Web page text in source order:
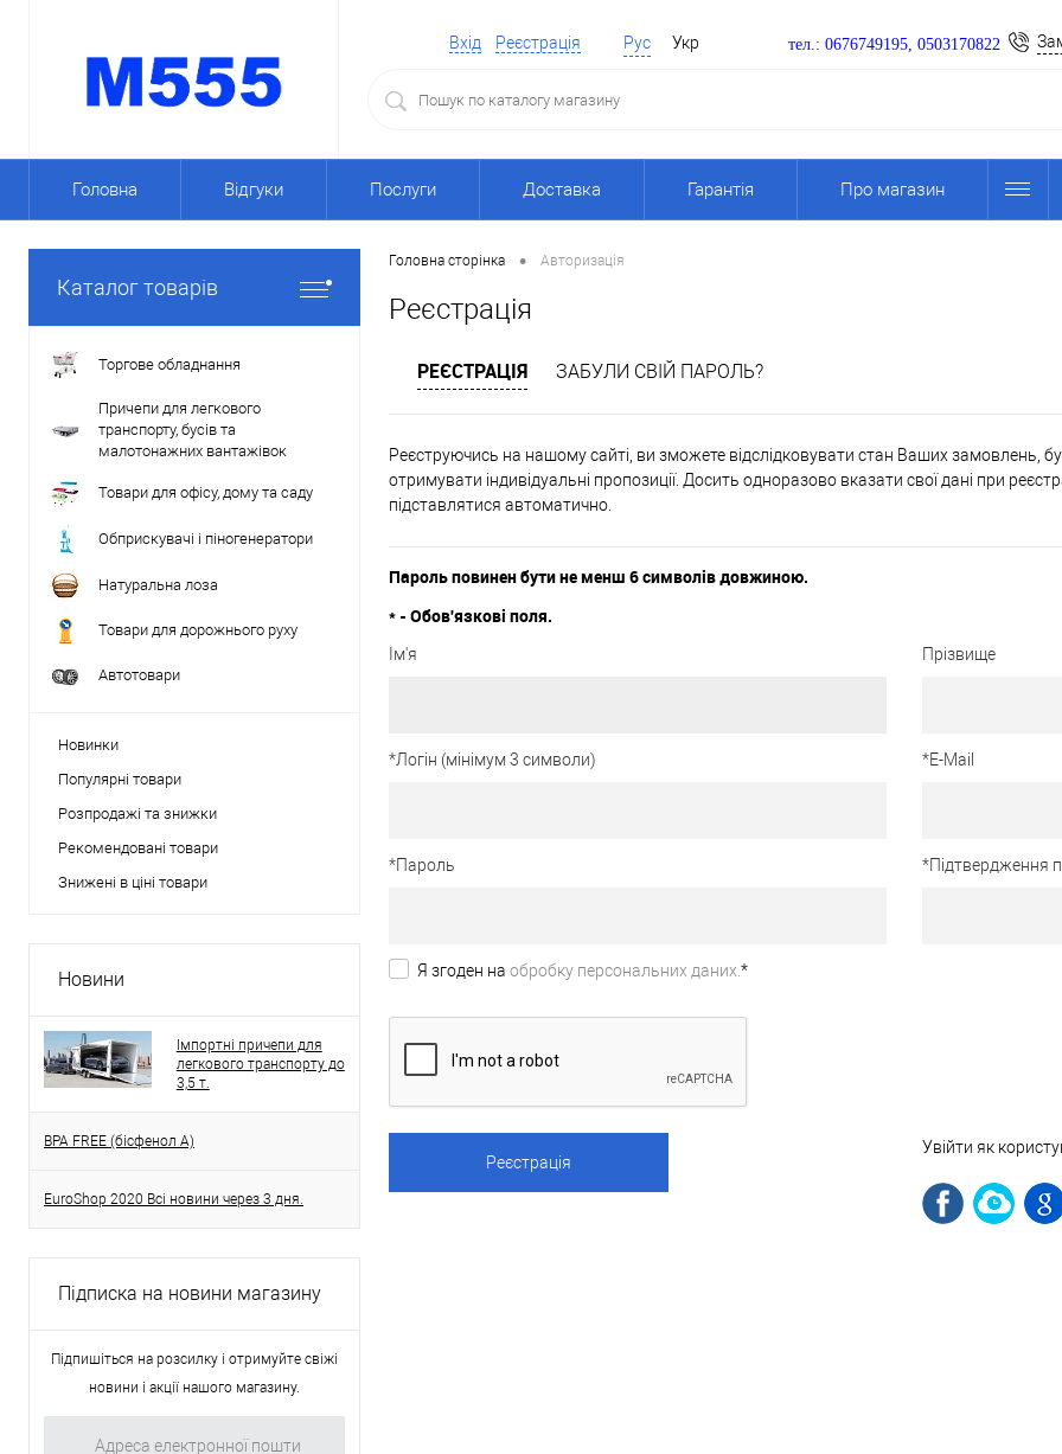
Вхід Реєстрація Рус Укр тел.: 0676749195, 0503170822
Головна Відгуки Послуги Доставка Гарантія Про магазин
Каталог товарів
Торгове обладнання
Причепи для легкового
транспорту, бусів та
малотонажних вантажівок
Товари для офісу, дому та саду
Обприскувачі і піногенератори
Натуральна лоза
Товари для дорожнього руху
Автотовари
Новинки
Популярні товари
Розпродажі та знижки
Рекомендовані товари
Знижені в ціні товари
Новини
Імпортні причепи для
легкового транспорту до
3,5 т.
BPA FREE (бісфенол A)
EuroShop 2020 Всі новини через 3 дня.
Підписка на новини магазину
Підпишіться на розсилку і отримуйте свіжі
новини і акції нашого магазину.
Головна сторінка • Авторизація
Реєстрація
РЕЄСТРАЦІЯ ЗАБУЛИ СВІЙ ПАРОЛЬ?
Реєструючись на нашому сайті, ви зможете відслідковувати стан Ваших замовлень,
отримувати індивідуальні пропозиції. Досить одноразово вказати свої дані при
підставлятися автоматично.
Пароль повинен бути не менш 6 символів довжиною.
* - Обов'язкові поля.
Ім'я Прізвище
*Логін (мінімум 3 символи) *E-Mail
*Пароль *Підтвердження
Я згоден на обробку персональних даних.*
Увійти як